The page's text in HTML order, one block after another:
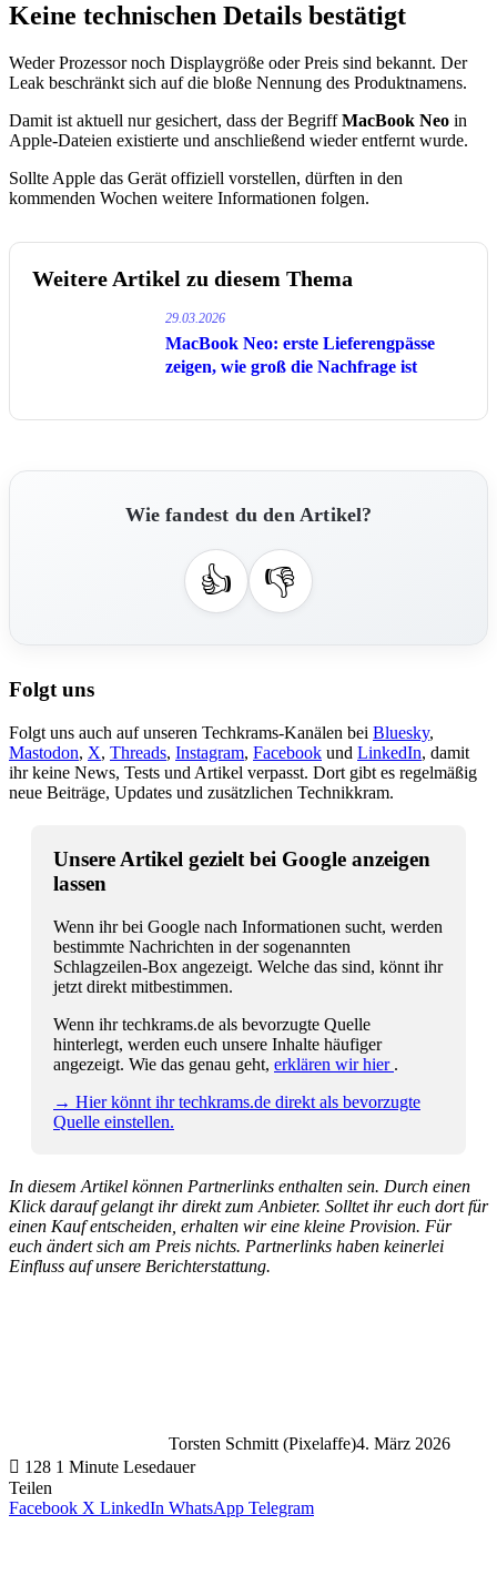
Keine technischen Details bestätigt
Weder Prozessor noch Displaygröße oder Preis sind bekannt. Der
Leak beschränkt sich auf die bloße Nennung des Produktnamens.
Damit ist aktuell nur gesichert, dass der BegriffMacBook Neo in
Apple-Dateien existierte und anschließend wieder entfernt wurde.
Sollte Apple das Gerät offiziell vorstellen, dürften in den
kommenden Wochen weitere Informationen folgen.
Weitere Artikel zu diesem Thema
29.03.2026
MacBook Neo: erste Lieferengpässe
zeigen, wie groß die Nachfrage ist
Wie fandest du den Artikel?
👍 👎
Folgt uns
Folgt uns auch auf unseren Techkrams-Kanälen bei Bluesky,
Mastodon, X, Threads, Instagram, Facebook und LinkedIn, damit
ihr keine News, Tests und Artikel verpasst. Dort gibt es regelmäßig
neue Beiträge, Updates und zusätzlichen Technikkram.
Unsere Artikel gezielt bei Google anzeigen
lassen
Wenn ihr bei Google nach Informationen sucht, werden
bestimmte Nachrichten in der sogenannten
Schlagzeilen-Box angezeigt. Welche das sind, könnt ihr
jetzt direkt mitbestimmen.
Wenn ihr techkrams.de als bevorzugte Quelle
hinterlegt, werden euch unsere Inhalte häufiger
angezeigt. Wie das genau geht, erklären wir hier .
→ Hier könnt ihr techkrams.de direkt als bevorzugte
Quelle einstellen.
In diesem Artikel können Partnerlinks enthalten sein. Durch einen
Klick darauf gelangt ihr direkt zum Anbieter. Solltet ihr euch dort für
einen Kauf entscheiden, erhalten wir eine kleine Provision. Für
euch ändert sich am Preis nichts. Partnerlinks haben keinerlei
Einfluss auf unsere Berichterstattung.
Torsten Schmitt (Pixelaffe)4. März 2026
128 1 Minute Lesedauer
Teilen
Facebook X LinkedIn WhatsApp Telegram